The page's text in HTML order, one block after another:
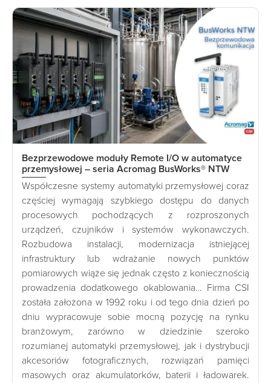
Bezprzewodowe moduły Remote I/O w automatyce
przemysłowej – seria Acromag BusWorks® NTW
Współczesne systemy automatyki przemysłowej coraz
częściej wymagają szybkiego dostępu do danych
procesowych pochodzących z rozproszonych
urządzeń, czujników i systemów wykonawczych.
Rozbudowa instalacji, modernizacja istniejącej
infrastruktury lub wdrażanie nowych punktów
pomiarowych wiąże się jednak często z koniecznością
prowadzenia dodatkowego okablowania… Firma CSI
została założona w 1992 roku i od tego dnia dzień po
dniu wypracowuje sobie mocną pozycję na rynku
branżowym, zarówno w dziedzinie szeroko
rozumianej automatyki przemysłowej, jak i dystrybucji
akcesoriów fotograficznych, rozwiązań pamięci
masowych oraz akumulatorków, baterii i ładowarek.